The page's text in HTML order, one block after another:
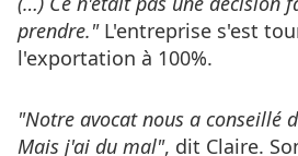
prendre."L'entreprise s'est
l'exportation à 100%.
"Notre avocat nous a conseillé
Mais j'ai du mal", dit Claire.